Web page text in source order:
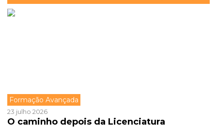
Formação Avançada
23 julho 2026
O caminho depois da Licenciatura